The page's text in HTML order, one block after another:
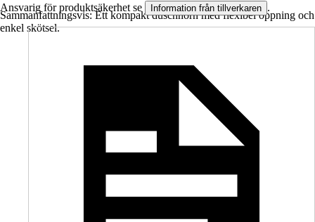
Sammanfattningsvis: Ett kompakt duschhörn med flexibel öppning och
enkel skötsel.
Ansvarig för produktsäkerhet se Information från tillverkaren .